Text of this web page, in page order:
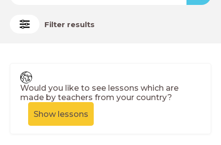
Filter results
Would you like to see lessons which are
made by teachers from your country?
Show lessons